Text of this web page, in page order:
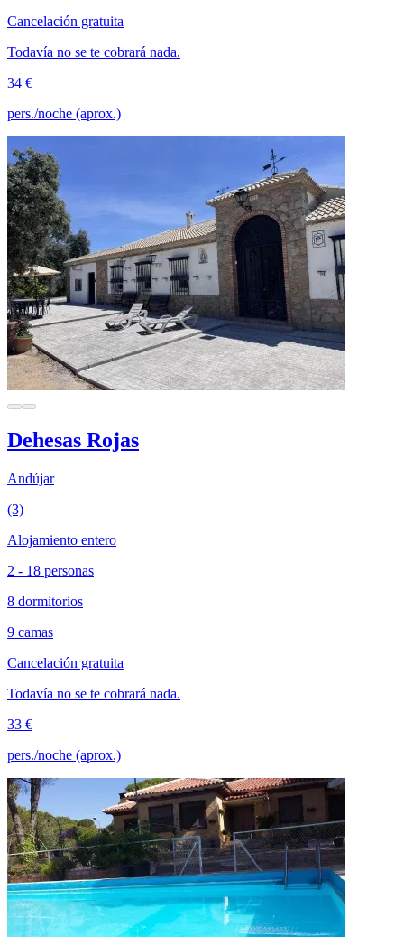
Cancelación gratuita
Todavía no se te cobrará nada.
34 €
pers./noche (aprox.)
Dehesas Rojas
Andújar
(3)
Alojamiento entero
2 - 18 personas
8 dormitorios
9 camas
Cancelación gratuita
Todavía no se te cobrará nada.
33 €
pers./noche (aprox.)